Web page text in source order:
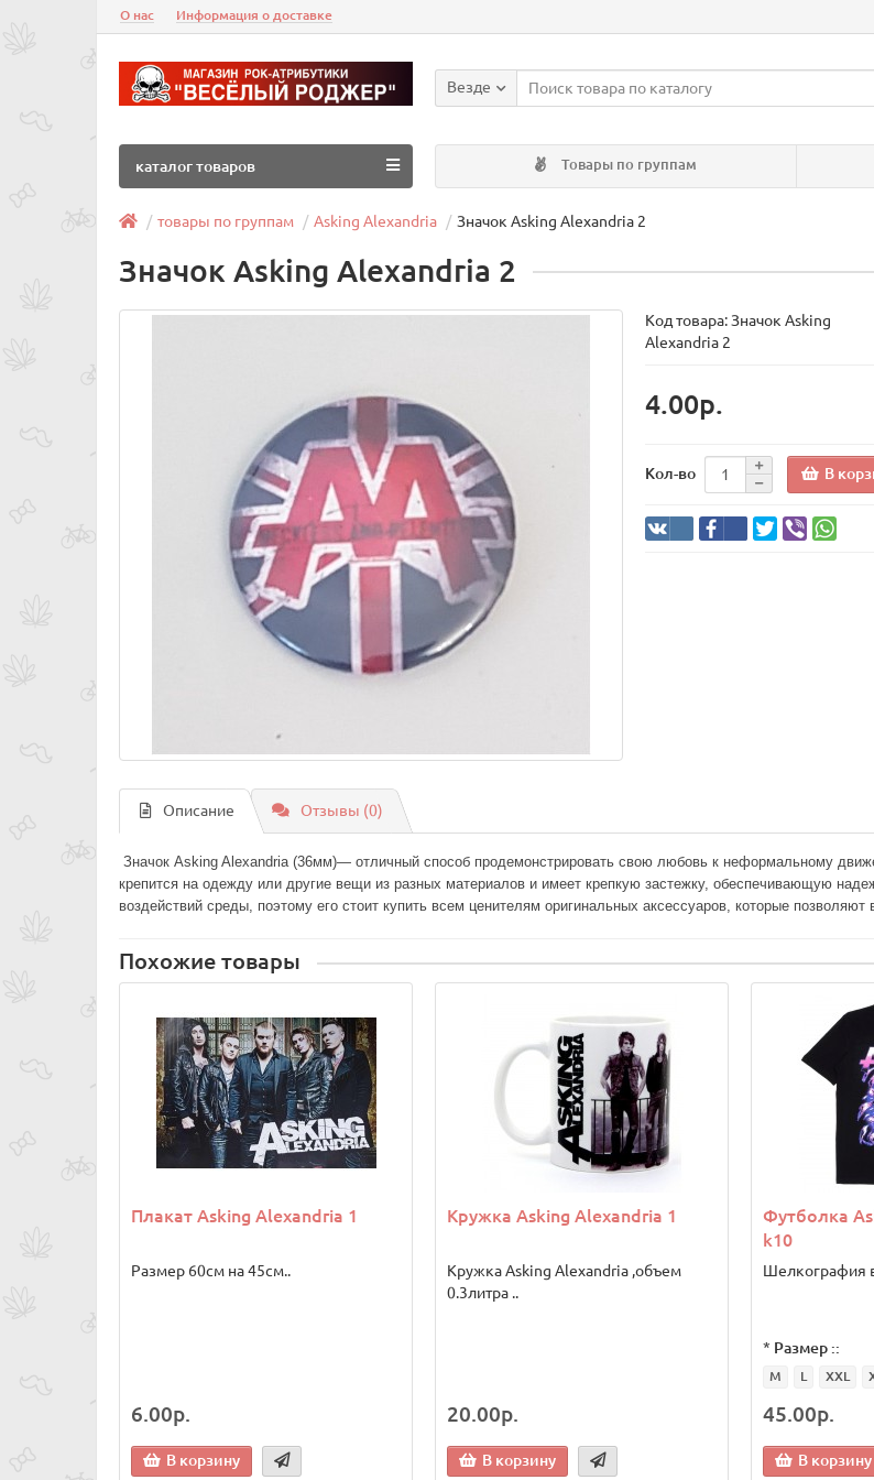
О нас Информация о доставке
Везде
Товары по группам
каталог товаров
товары по группам Asking Alexandria Значок Asking Alexandria 2
Значок Asking Alexandria 2
Код товара:Значок Asking
Alexandria 2
4.00р.
Кол-во В
Описание Отзывы (0)
Значок Asking Alexandria (36мм)— отличный способ продемонстрировать свою любовь к неформальному
крепится на одежду или другие вещи из разных материалов и имеет крепкую застежку, обеспечивающую
воздействий среды, поэтому его стоит купить всем ценителям оригинальных аксессуаров, которые
Похожие товары
Плакат Asking Alexandria 1
Размер 60см на 45см..
6.00р.
В корзину
Кружка Asking Alexandria 1
Кружка Asking Alexandria ,объем
0.3литра ..
20.00р.
В корзину
Футболка
k10
Шелкография
* Размер ::
M L XXL
45.00р.
В корзину